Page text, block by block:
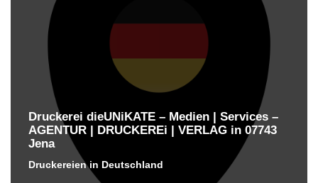
Druckerei dieUNiKATE – Medien | Services –
AGENTUR | DRUCKEREi | VERLAG in 07743
Jena
Druckereien in Deutschland